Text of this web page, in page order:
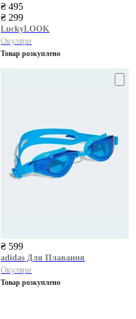
₴ 495
₴ 299
LuckyLOOK
Окуляри
Товар розкуплено
₴ 599
adidas Для Плавання
Окуляри
Товар розкуплено